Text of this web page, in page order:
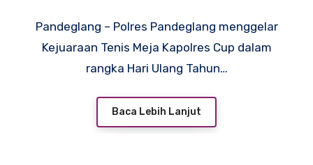
Pandeglang – Polres Pandeglang menggelar
Kejuaraan Tenis Meja Kapolres Cup dalam
rangka Hari Ulang Tahun…
Baca Lebih Lanjut